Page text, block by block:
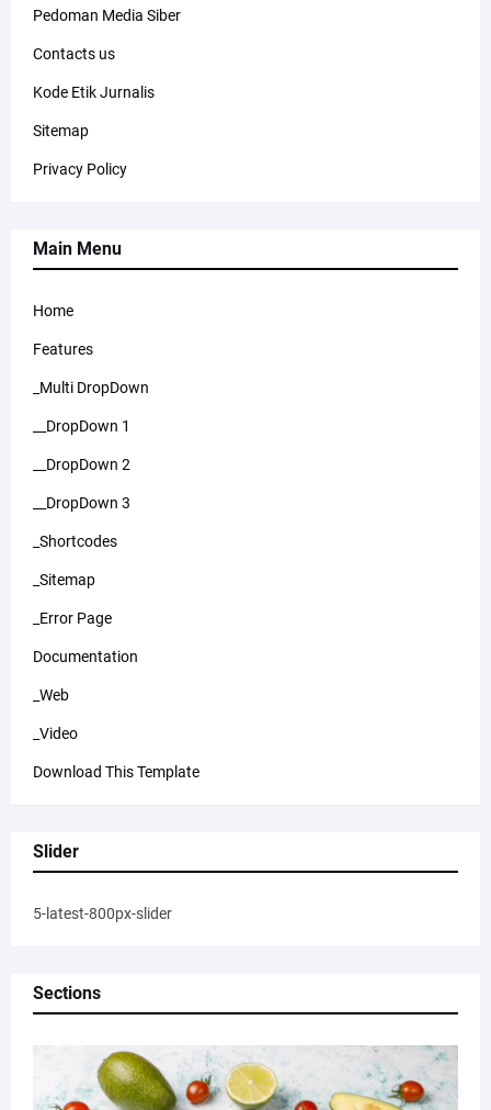
Pedoman Media Siber
Contacts us
Kode Etik Jurnalis
Sitemap
Privacy Policy
Main Menu
Home
Features
_Multi DropDown
__DropDown 1
__DropDown 2
__DropDown 3
_Shortcodes
_Sitemap
_Error Page
Documentation
_Web
_Video
Download This Template
Slider
5-latest-800px-slider
Sections